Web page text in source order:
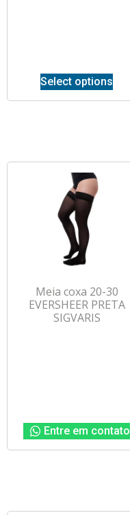
Select options
Meia coxa 20-30
EVERSHEER PRETA
SIGVARIS
Entre em contato